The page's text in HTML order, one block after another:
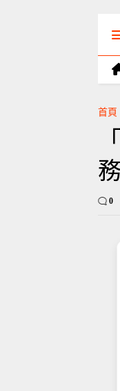
首頁
0